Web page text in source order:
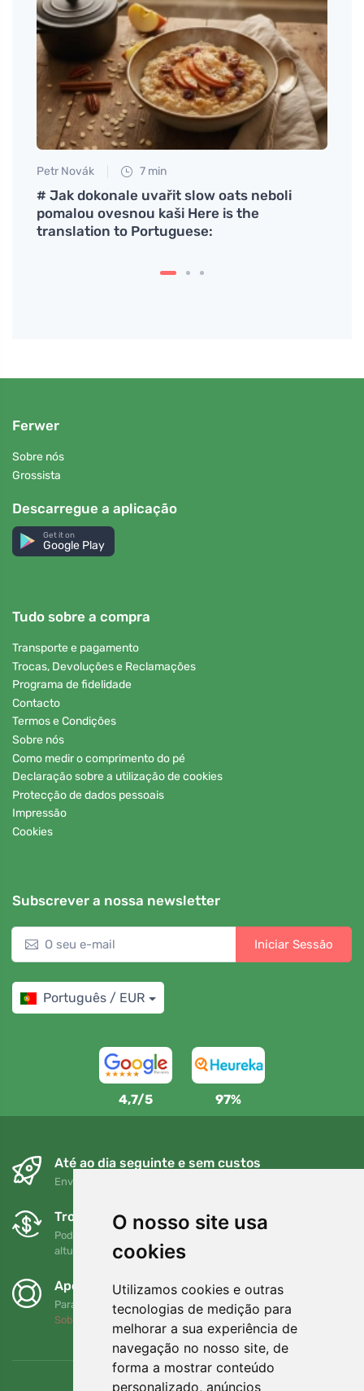
O nosso site usa
cookies
Utilizamos cookies e outras
tecnologias de medição para
melhorar a sua experiência de
navegação no nosso site, de
forma a mostrar conteúdo
personalizado, anúncios
Petr Novák 7 min
# Jak dokonale uvařit slow oats neboli
pomalou ovesnou kaši Here is the
translation to Portuguese:
Ferwer
Sobre nós
Grossista
Descarregue a aplicação
Get it on
Google Play
Tudo sobre a compra
Transporte e pagamento
Trocas, Devoluções e Reclamações
Programa de fidelidade
Contacto
Termos e Condições
Sobre nós
Como medir o comprimento do pé
Declaração sobre a utilização de cookies
Protecção de dados pessoais
Impressão
Cookies
Subscrever a nossa newsletter
Iniciar Sessão
Português / EUR
4,7/5 97%
Até ao dia seguinte e sem custos
Envio gratuito para encomendas superiores a 80 EUR
Trocas e devoluções gratuitas
Pode devolver ou trocar a sua encomenda em qualquer
altura no prazo de 90 dias
Apoiamos a Trees.org
Para cada encomenda plantamos uma árvore! Leia mais
Sobre nós